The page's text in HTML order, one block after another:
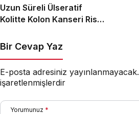
Uzun Süreli Ülseratif
Kolitte Kolon Kanseri Riski
Bir Cevap Yaz
E-posta adresiniz yayınlanmayacak.
işaretlenmişlerdir
Yorumunuz *